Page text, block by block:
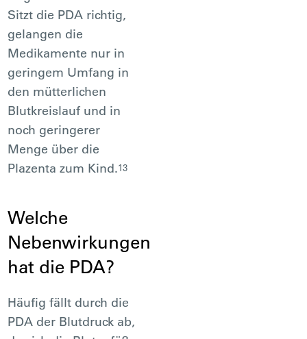
Sitzt die PDA richtig,
gelangen die
Medikamente nur in
geringem Umfang in
den mütterlichen
Blutkreislauf und in
noch geringerer
Menge über die
Plazenta zum Kind.13
Welche
Nebenwirkungen
hat die PDA?
Häufig fällt durch die
PDA der Blutdruck ab,